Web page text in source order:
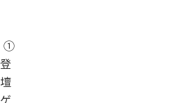
①
登
壇
ゲ